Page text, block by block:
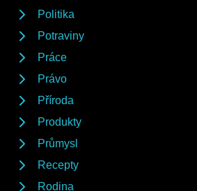
Politika
Potraviny
Práce
Právo
Příroda
Produkty
Průmysl
Recepty
Rodina